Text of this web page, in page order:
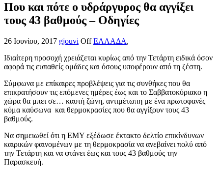
Που και πότε ο υδράργυρος θα αγγίξει
τους 43 βαθμούς – Οδηγίες
26 Ιουνίου, 2017 gjouvi Off ΕΛΛΑΔΑ,
Iδιαίτερη προσοχή χρειάζεται κυρίως από την Τετάρτη ειδικά όσον
αφορά τις ευπαθείς ομάδες και όσους υποφέρουν από τη ζέστη.
Σύμφωνα με επίκαιρες προβλέψεις για τις συνθήκες που θα
επικρατήσουν τις επόμενες ημέρες έως και το Σαββατοκύριακο η
χώρα θα μπει σε… καυτή ζώνη, αντιμέτωπη με ένα πρωτοφανές
κύμα καύσωνα και θερμοκρασίες που θα αγγίξουν τους 43
βαθμούς.
Να σημειωθεί ότι η ΕΜΥ εξέδωσε έκτακτο δελτίο επικίνδυνων
καιρικών φαινομένων με τη θερμοκρασία να ανεβαίνει πολύ από
την Τετάρτη και να φτάνει έως και τους 43 βαθμούς την
Παρασκευή.